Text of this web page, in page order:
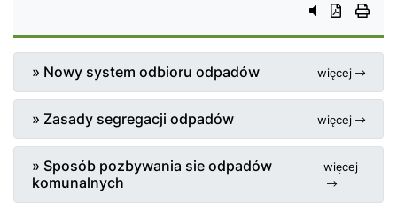
przycisk do
przycisk
» Nowy system odbioru odpadów więcej
» Zasady segregacji odpadów więcej
» Sposób pozbywania sie odpadów
komunalnych
więcej